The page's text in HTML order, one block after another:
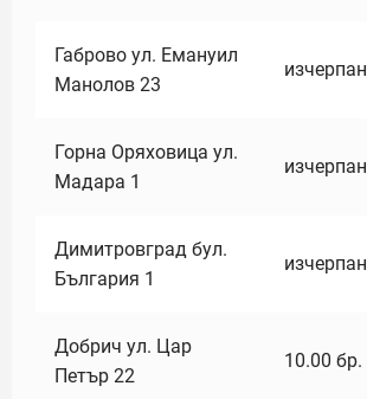
Габрово ул. Емануил
Манолов 23
изчерпан
Горна Оряховица ул.
Мадара 1
изчерпан
Димитровград бул.
България 1
изчерпан
Добрич ул. Цар
Петър 22
10.00 бр.